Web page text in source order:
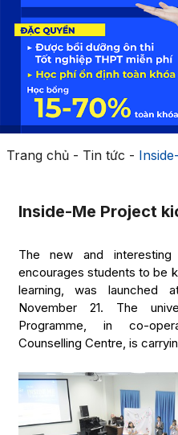
Trang chủ- Tin tức -
Inside-Me Project
The new and
encourages students to be
learning, was launched
November 21. The
Programme, in co-
Counselling Centre, is